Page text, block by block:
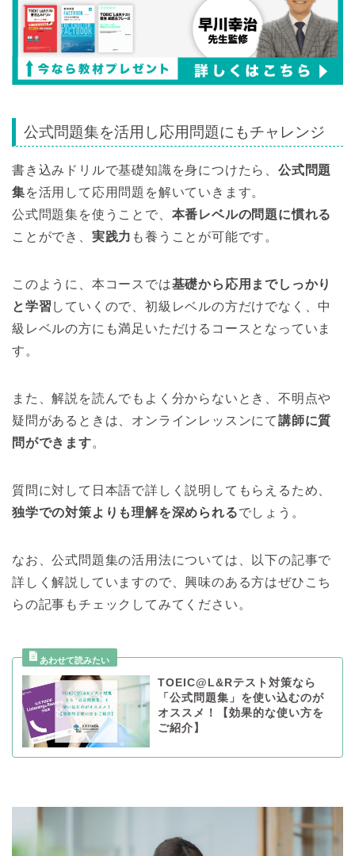
公式問題集を活用し応用問題にもチャレンジ
書き込みドリルで基礎知識を身につけたら、 公式問題
集を活用して応用問題を解いていきます。
公式問題集を使うことで、 本番レベルの問題に慣れる
ことができ、 実践力 も養うことが可能です。
このように、本コースでは基礎から応用までしっかり
と学習 していくので、初級レベルの方だけでなく、中
級レベルの方にも満足いただけるコースとなっていま
す。
また、解説を読んでもよく分からないとき、不明点や
疑問があるときは、オンラインレッスンにて講師に質
問ができます。
質問に対して日本語で詳しく説明してもらえるため、
独学での対策よりも理解を深められるでしょう。
なお、公式問題集の活用法については、以下の記事で
詳しく解説していますので、興味のある方はぜひこち
らの記事もチェックしてみてください。
TOEIC@L&Rテスト対策なら
「公式問題集」を使い込むのが
オススメ！【効果的な使い方を
ご紹介】